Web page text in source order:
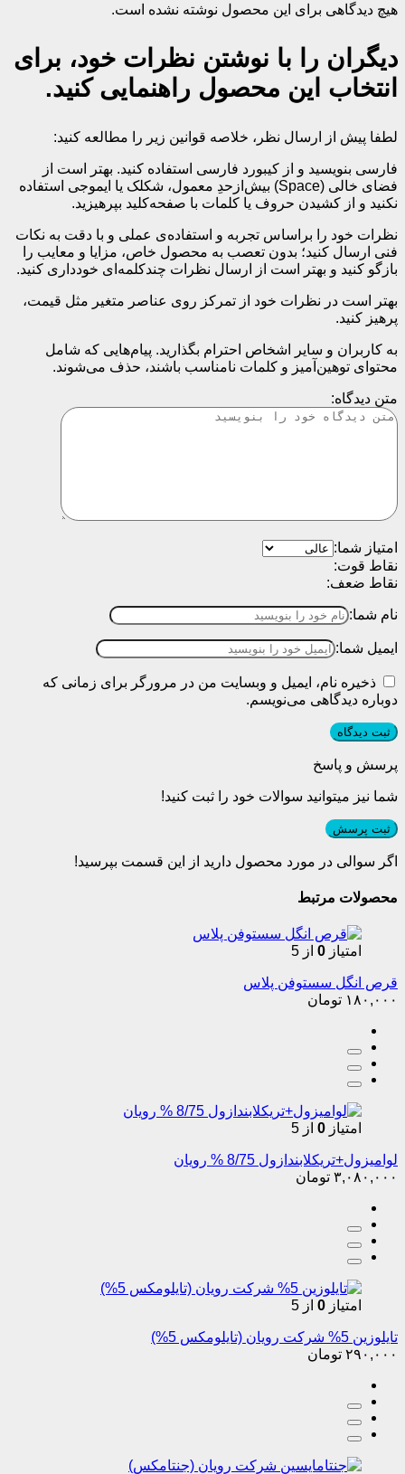
هیچ دیدگاهی برای این محصول نوشته نشده است.
دیگران را با نوشتن نظرات خود، برای
انتخاب این محصول راهنمایی کنید.
لطفا پیش از ارسال نظر، خلاصه قوانین زیر را مطالعه کنید:
فارسی بنویسید و از کیبورد فارسی استفاده کنید. بهتر است از
فضای خالی (Space) بیش‌از‌حدِ معمول، شکلک یا ایموجی استفاده
نکنید و از کشیدن حروف یا کلمات با صفحه‌کلید بپرهیزید.
نظرات خود را براساس تجربه و استفاده‌ی عملی و با دقت به نکات
فنی ارسال کنید؛ بدون تعصب به محصول خاص، مزایا و معایب را
بازگو کنید و بهتر است از ارسال نظرات چندکلمه‌‌ای خودداری کنید.
بهتر است در نظرات خود از تمرکز روی عناصر متغیر مثل قیمت،
پرهیز کنید.
به کاربران و سایر اشخاص احترام بگذارید. پیام‌هایی که شامل
محتوای توهین‌آمیز و کلمات نامناسب باشند، حذف می‌شوند.
متن دیدگاه:
امتیاز شما:
نقاط قوت:
نقاط ضعف:
نام شما:
ایمیل شما:
ذخیره نام، ایمیل و وبسایت من در مرورگر برای زمانی که
دوباره دیدگاهی می‌نویسم.
پرسش و پاسخ
شما نیز میتوانید سوالات خود را ثبت کنید!
ثبت پرسش
اگر سوالی در مورد محصول دارید از این قسمت بپرسید!
محصولات مرتبط
امتیاز 0 از 5
قرص انگل سستوفن پلاس
۱۸۰,۰۰۰ تومان
امتیاز 0 از 5
لوامیزول+تریکلابندازول 8/75 % رویان
۳,۰۸۰,۰۰۰ تومان
امتیاز 0 از 5
تایلوزین 5% شرکت رویان (تایلومکس 5%)
۲۹۰,۰۰۰ تومان